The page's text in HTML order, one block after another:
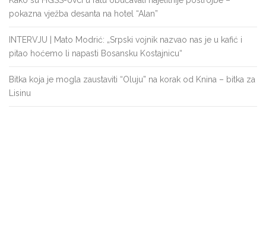
pokazna vježba desanta na hotel “Alan”
INTERVJU | Mato Modrić: „Srpski vojnik nazvao nas je u kafić i
pitao hoćemo li napasti Bosansku Kostajnicu“
Bitka koja je mogla zaustaviti “Oluju” na korak od Knina – bitka za
Lisinu